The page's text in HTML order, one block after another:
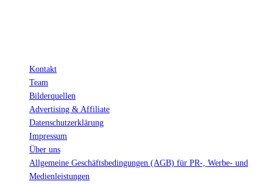
Kontakt
Team
Bilderquellen
Advertising & Affiliate
Datenschutzerklärung
Impressum
Über uns
Allgemeine Geschäftsbedingungen (AGB) für PR-, Werbe- und
Medienleistungen